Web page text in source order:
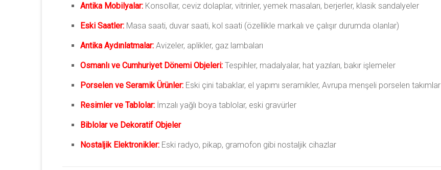
Antika Mobilyalar: Konsollar, ceviz dolaplar, vitrinler, yemek masaları, berjerler, klasik sandalyeler
Eski Saatler: Masa saati, duvar saati, kol saati (özellikle markalı ve çalışır durumda olanlar)
Antika Aydınlatmalar: Avizeler, aplikler, gaz lambaları
Osmanlı ve Cumhuriyet Dönemi Objeleri: Tespihler, madalyalar, hat yazıları, bakır işlemeler
Porselen ve Seramik Ürünler: Eski çini tabaklar, el yapımı seramikler, Avrupa menşeli porselen takımlar
Resimler ve Tablolar: İmzalı yağlı boya tablolar, eski gravürler
Biblolar ve Dekoratif Objeler
Nostaljik Elektronikler: Eski radyo, pikap, gramofon gibi nostaljik cihazlar